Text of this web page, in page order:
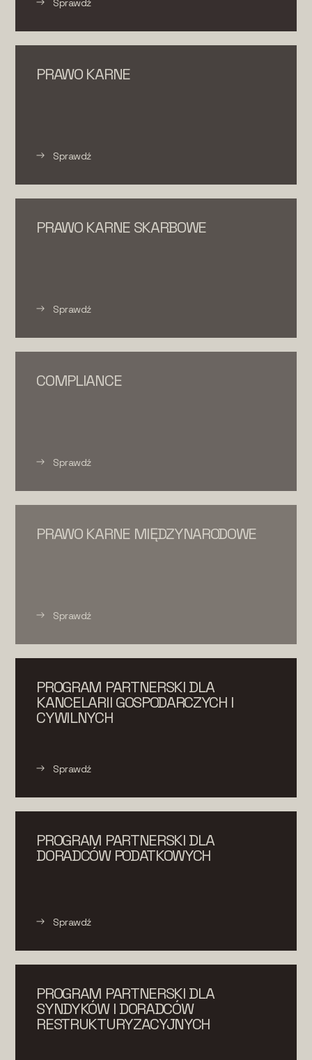
Sprawdź
PRAWO KARNE
Sprawdź
PRAWO KARNE SKARBOWE
Sprawdź
COMPLIANCE
Sprawdź
PRAWO KARNE MIĘDZYNARODOWE
Sprawdź
PROGRAM PARTNERSKI DLA
KANCELARII GOSPODARCZYCH I
CYWILNYCH
Sprawdź
PROGRAM PARTNERSKI DLA
DORADCÓW PODATKOWYCH
Sprawdź
PROGRAM PARTNERSKI DLA
SYNDYKÓW I DORADCÓW
RESTRUKTURYZACYJNYCH